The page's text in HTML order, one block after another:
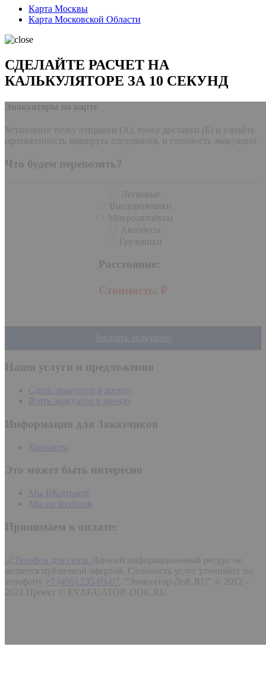
Карта Москвы
Карта Московской Области
СДЕЛАЙТЕ РАСЧЕТ НА
КАЛЬКУЛЯТОРЕ ЗА 10 СЕКУНД
Эвакуаторы на карте
Установите точку отправки (А), точку доставки (Б) и узнайте
протяженность маршрута следования, и стоимость эвакуации.
Что будем перевозить?
Легковые
Внедорожники
Микроавтобусы
Автобусы
Грузовики
Расстояние:
Стоимость: ₽
Заказать эвакуатор
Наши услуги и предложения
Сдать эвакуатор в аренду
Взять эвакуатор в аренду
Информация для Заказчиков
Контакты
Это может быть интересно
Мы ВКонтакте
Мы на fecebook
Принимаем к оплате:
Данный информационный ресурс не
является публичной офертой. Стоимость услуг уточняйте по
телефону
+7 (495) 235-03-07 "Эвакуатор-ДоК.RU" © 2012 -
2021 Проект © EVAKUATOR-DOK.RU